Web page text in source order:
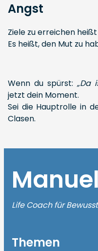
Angst
Ziele zu erreichen
Es heißt, den Mut zu
Wenn du spürst: „Da
jetzt dein Moment.
Sei die Hauptrolle in
Clasen.
Life Coach für
Themen